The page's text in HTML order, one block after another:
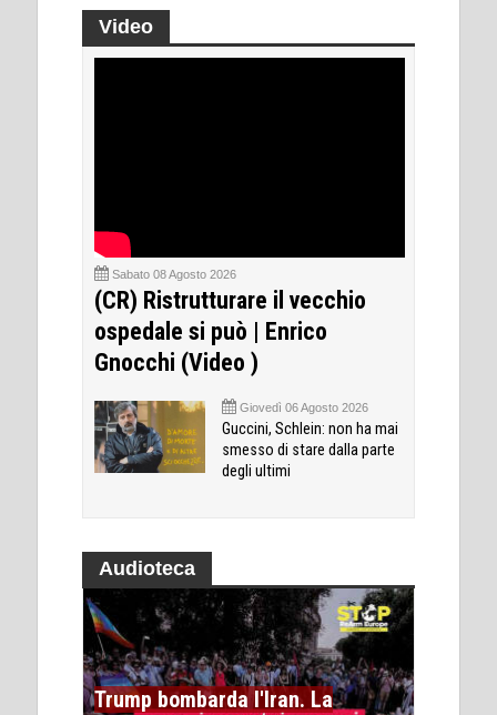
Video
Sabato 08 Agosto 2026
(CR) Ristrutturare il vecchio
ospedale si può | Enrico
Gnocchi (Video )
Giovedì 06 Agosto 2026
Guccini, Schlein: non ha mai
smesso di stare dalla parte
degli ultimi
Audioteca
Trump bombarda l'Iran. La